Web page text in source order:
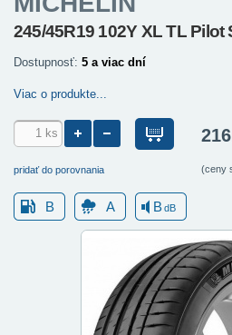
245/45R19 102Y XL TL Pilot
Dostupnosť: 5 a viac dní
Viac o produkte...
pridať do porovnania (ceny
B A BdB